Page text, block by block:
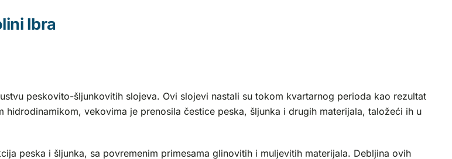
Ibra
peskovito-šljunkovitih slojeva. Ovi slojevi nastali su tokom kvartarnog perioda kao rezultat
vekovima je prenosila čestice peska, šljunka i drugih materijala, taložeći ih u
peska i šljunka, sa povremenim primesama glinovitih i muljevitih materijala. Debljina ovih